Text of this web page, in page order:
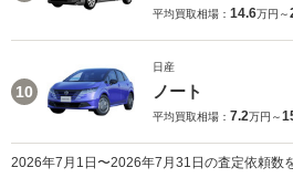
平均買取相場： 14.6万円～
10
日産
ノート
平均買取相場： 7.2万円～
2026年7月1日〜2026年7月31日の査定依頼数